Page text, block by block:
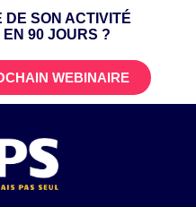
DE SON ACTIVITÉ
EN 90 JOURS ?
WEBINAIRE